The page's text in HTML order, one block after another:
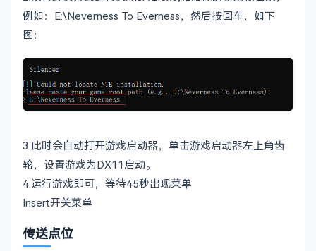
例如：E:\Neverness To Everness，然后按回车，如下
图：
3.此时会自动打开游戏启动器，单击游戏启动器左上角齿
轮，设置游戏为DX11启动。
4.运行游戏即可，等待45秒出现菜单
Insert开关菜单
传送点位